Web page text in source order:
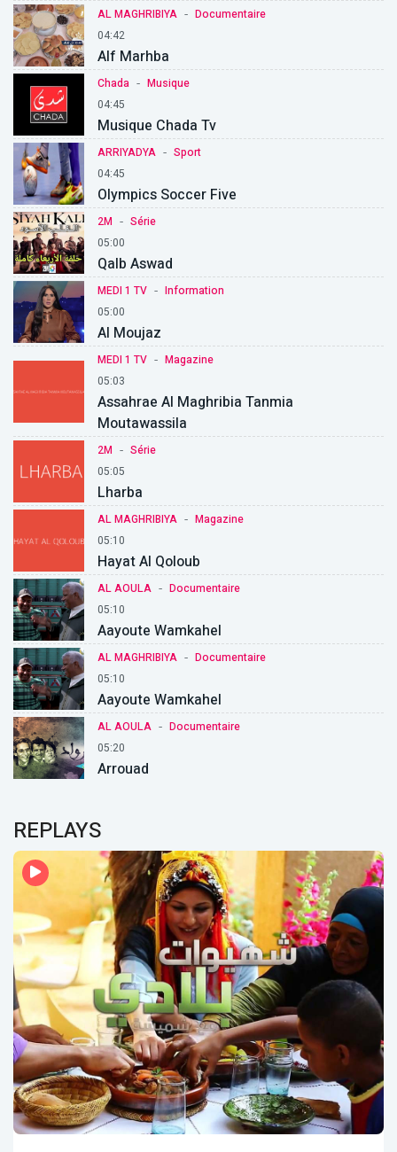
AL MAGHRIBIYA - Documentaire
04:42
Alf Marhba
Chada - Musique
04:45
Musique Chada Tv
ARRIYADYA - Sport
04:45
Olympics Soccer Five
2M - Série
05:00
Qalb Aswad
MEDI 1 TV - Information
05:00
Al Moujaz
MEDI 1 TV - Magazine
05:03
Assahrae Al Maghribia Tanmia
Moutawassila
2M - Série
05:05
Lharba
AL MAGHRIBIYA - Magazine
05:10
Hayat Al Qoloub
AL AOULA - Documentaire
05:10
Aayoute Wamkahel
AL MAGHRIBIYA - Documentaire
05:10
Aayoute Wamkahel
AL AOULA - Documentaire
05:20
Arrouad
REPLAYS